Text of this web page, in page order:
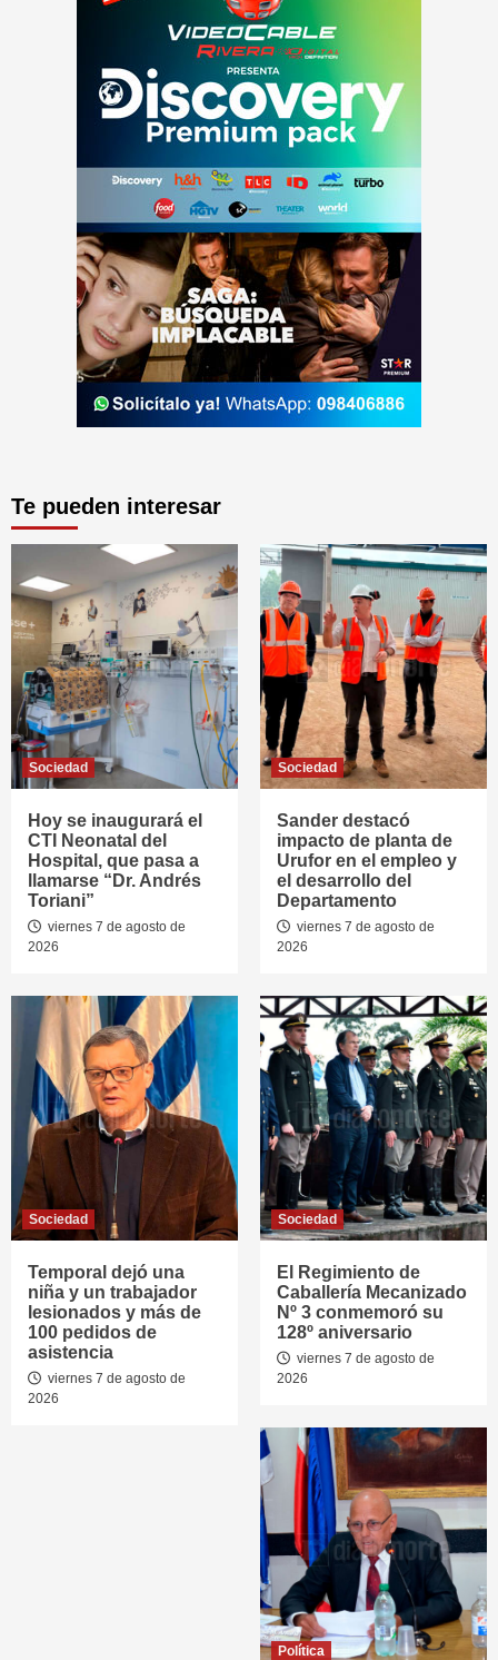
Te pueden interesar
Sociedad
Hoy se inaugurará el
CTI Neonatal del
Hospital, que pasa a
llamarse “Dr. Andrés
Toriani”
viernes 7 de agosto de
2026
Sociedad
Sander destacó
impacto de planta de
Urufor en el empleo y
el desarrollo del
Departamento
viernes 7 de agosto de
2026
Sociedad
Temporal dejó una
niña y un trabajador
lesionados y más de
100 pedidos de
asistencia
viernes 7 de agosto de
2026
Sociedad
El Regimiento de
Caballería Mecanizado
Nº 3 conmemoró su
128º aniversario
viernes 7 de agosto de
2026
Política